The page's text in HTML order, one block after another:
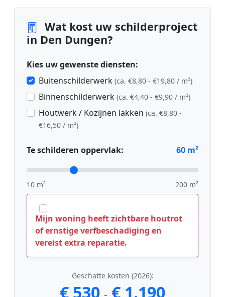
Wat kost uw schilderproject
in Den Dungen?
Kies uw gewenste diensten:
Buitenschilderwerk (ca. €8,80 - €19,80 / m²)
Binnenschilderwerk (ca. €4,40 - €9,90 / m²)
Houtwerk / Kozijnen lakken (ca. €8,80 -
€16,50 / m²)
Te schilderen oppervlak: 60 m²
10 m² 200 m²
Mijn woning heeft zichtbare houtrot
of ernstige verfbeschadiging en
vereist extra reparatie.
Geschatte kosten (2026):
€ 530 € 1.190